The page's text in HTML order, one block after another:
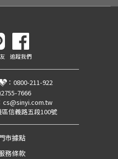
追蹤我們
： 0800-211-922
7666
cs@sinyi.com.tw
信義路五段100號
市據點
務條款